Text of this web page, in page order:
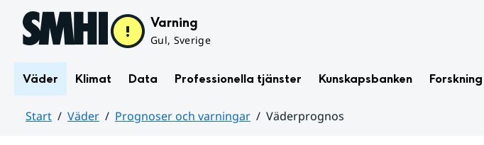
Hoppa till sidans innehåll Varning
Gul, Sverige
Väder Klimat Data Professionella tjänster Kunskapsbanken Forskning
Start Väder Prognoser och varningar
Väderprognos
varningar